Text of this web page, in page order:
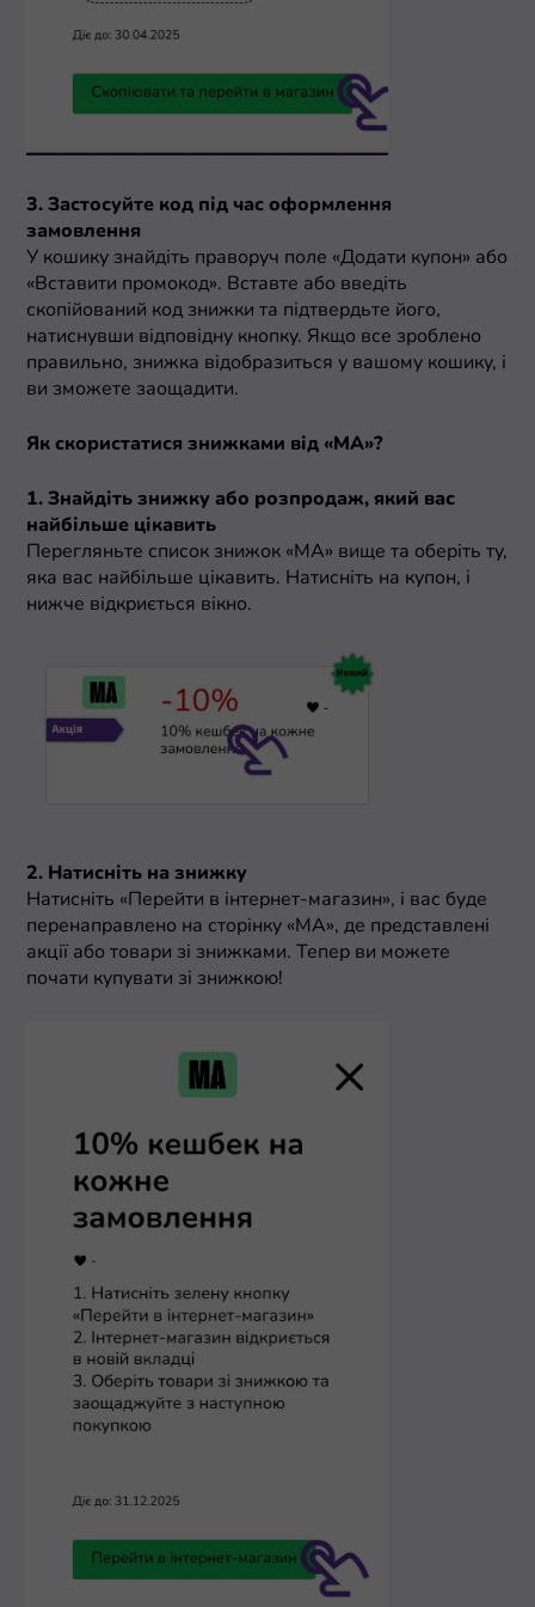
3. Застосуйте код під час оформлення
замовлення
У кошику знайдіть праворуч поле «Додати купон» або
«Вставити промокод». Вставте або введіть
скопійований код знижки та підтвердьте його,
натиснувши відповідну кнопку. Якщо все зроблено
правильно, знижка відобразиться у вашому кошику, і
ви зможете заощадити.
Як скористатися знижками від «МА»?
1. Знайдіть знижку або розпродаж, який вас
найбільше цікавить
Перегляньте список знижок «МА» вище та оберіть ту,
яка вас найбільше цікавить. Натисніть на купон, і
нижче відкриється вікно.
2. Натисніть на знижку
Натисніть «Перейти в інтернет-магазин», і вас буде
перенаправлено на сторінку «МА», де представлені
акції або товари зі знижками. Тепер ви можете
почати купувати зі знижкою!